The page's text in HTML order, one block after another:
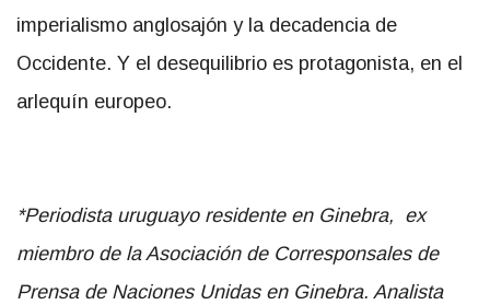
imperialismo anglosajón y la decadencia de
Occidente. Y el desequilibrio es protagonista, en el
arlequín europeo.
*Periodista uruguayo residente en Ginebra, ex
miembro de la Asociación de Corresponsales de
Prensa de Naciones Unidas en Ginebra. Analista